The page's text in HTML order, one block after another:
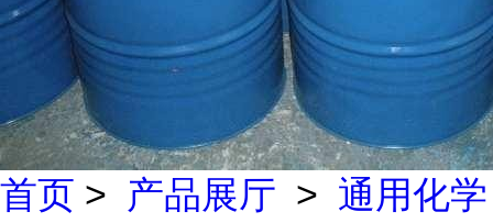
首页 > 产品展厅 > 通用化学